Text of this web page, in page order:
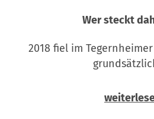
Wer steckt
2018 fiel im